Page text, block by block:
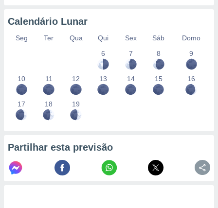
Calendário Lunar
Seg Ter Qua Qui Sex Sáb
Domo
6
7 8 9
10 11 12 13 14 15 16
17 18 19
Partilhar esta previsão